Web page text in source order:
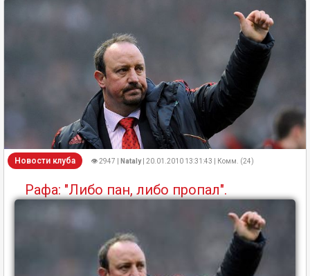
Новости клуба 👁 2947 | Nataly| 20.01.2010 13:31:43 | Комм. (24)
Рафа: "Либо пан, либо пропал".